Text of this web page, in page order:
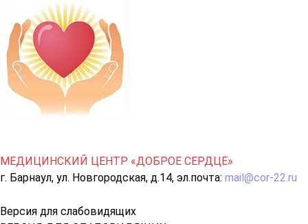
МЕДИЦИНСКИЙ ЦЕНТР «ДОБРОЕ СЕРДЦЕ»
г. Барнаул, ул. Новгородская, д.14, эл.почта: mail@cor-22.ru
Версия для слабовидящих